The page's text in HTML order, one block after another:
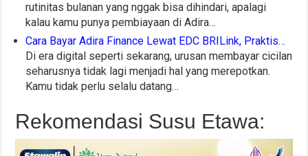
rutinitas bulanan yang nggak bisa dihindari, apalagi
kalau kamu punya pembiayaan di Adira…
Cara Bayar Adira Finance Lewat EDC BRILink, Praktis…
Di era digital seperti sekarang, urusan membayar cicilan
seharusnya tidak lagi menjadi hal yang merepotkan.
Kamu tidak perlu selalu datang…
Rekomendasi Susu Etawa: